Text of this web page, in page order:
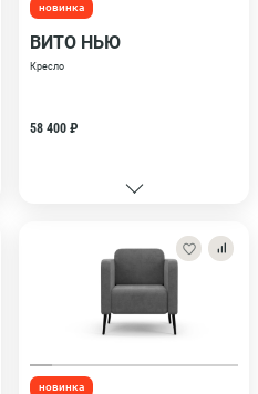
новинка
ВИТО НЬЮ
Кресло
58 400 ₽
новинка